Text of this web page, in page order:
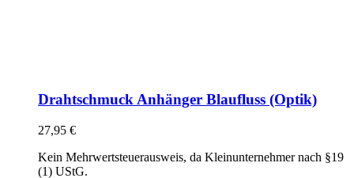
Drahtschmuck Anhänger Blaufluss (Optik)
27,95 €
Kein Mehrwertsteuerausweis, da Kleinunternehmer nach §19
(1) UStG.